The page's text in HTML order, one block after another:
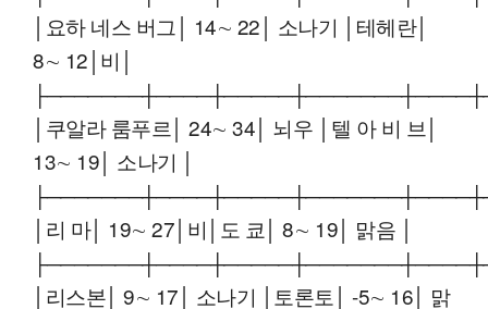
│요하 네스 버그│ 14∼ 22│ 소나기 │테헤란│
8∼ 12│비│
│쿠알라 룸푸르│ 24∼ 34│ 뇌우 │텔 아 비 브│
13∼ 19│ 소나기 │
│리 마│ 19∼ 27│비│도 쿄│ 8∼ 19│ 맑음 │
│리스본│ 9∼ 17│ 소나기 │토론토│ -5∼ 16│ 맑